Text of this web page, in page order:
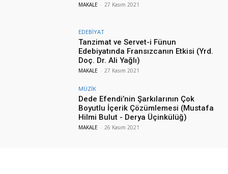
MAKALE - 27 Kasım 2021
EDEBİYAT
Tanzimat ve Servet-i Fünun
Edebiyatında Fransızcanın Etkisi (Yrd.
Doç. Dr. Ali Yağlı)
MAKALE - 27 Kasım 2021
MÜZİK
Dede Efendi’nin Şarkılarının Çok
Boyutlu İçerik Çözümlemesi (Mustafa
Hilmi Bulut - Derya Üçinkülüğ)
MAKALE - 26 Kasım 2021